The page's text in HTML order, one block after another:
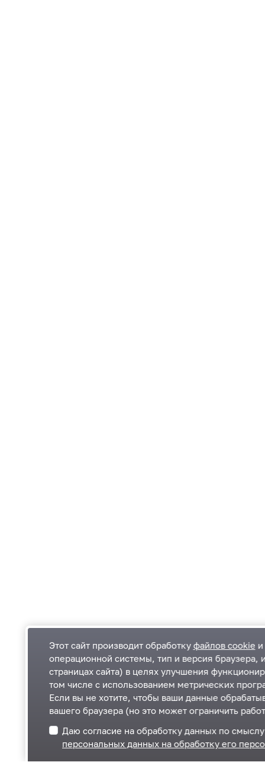
Одинцовский городской округ Московской
области
143000, Московская область, г. Одинцово,
ул. Маршала Жукова, д. 28 +7 495 181-90-00
ВКонтакте
Этот сайт производит обработку файлов cookie
операционной системы, тип и версия браузера,
страницах сайта) в целях улучшения
том числе с использованием метрических
Если вы не хотите, чтобы ваши данные
вашего браузера (но это может ограничить
Даю согласие на обработку данных по
персональных данных на обработку его